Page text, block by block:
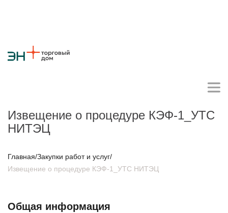
Личный кабинет поставщика
Закупки товаров
Извещение о процедуре КЭФ-1_УТС
НИТЭЦ
Главная/Закупки работ и услуг/
Извещение о процедуре КЭФ-1_УТС НИТЭЦ
Общая информация